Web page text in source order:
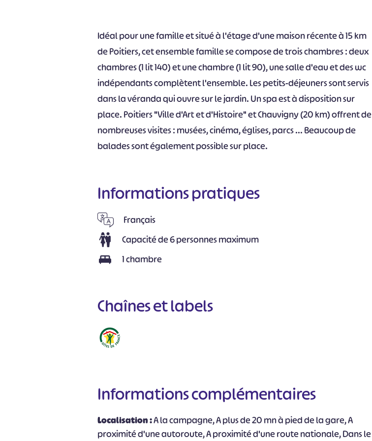
Idéal pour une famille et situé à l'étage d'une maison récente à 15 km
de Poitiers, cet ensemble famille se compose de trois chambres : deux
chambres (1 lit 140) et une chambre (1 lit 90), une salle d'eau et des wc
indépendants complètent l'ensemble. Les petits-déjeuners sont servis
dans la véranda qui ouvre sur le jardin. Un spa est à disposition sur
place. Poitiers "Ville d'Art et d'Histoire" et Chauvigny (20 km) offrent de
nombreuses visites : musées, cinéma, églises, parcs ... Beaucoup de
balades sont également possible sur place.
Informations pratiques
Français
Capacité de 6 personnes maximum
1 chambre
Chaînes et labels
Informations complémentaires
Localisation :A la campagne, A plus de 20 mn à pied de la gare, A
proximité d'une autoroute, A proximité d'une route nationale, Dans le